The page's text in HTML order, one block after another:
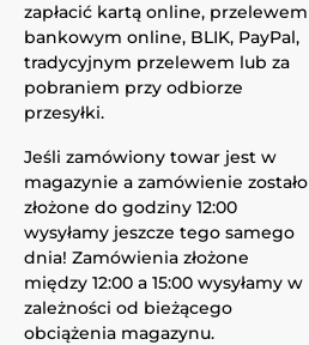
zapłacić kartą online, przelewem
bankowym online, BLIK, PayPal,
tradycyjnym przelewem lub za
pobraniem przy odbiorze
przesyłki.
Jeśli zamówiony towar jest w
magazynie a zamówienie zostało
złożone do godziny 12:00
wysyłamy jeszcze tego samego
dnia! Zamówienia złożone
między 12:00 a 15:00 wysyłamy w
zależności od bieżącego
obciążenia magazynu.